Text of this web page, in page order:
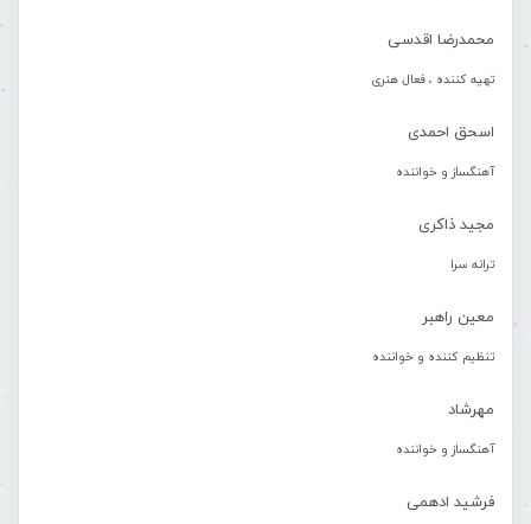
محمدرضا اقدسی
تهیه کننده ، فعال هنری
اسحق احمدی
آهنگساز و خواننده
مجید ذاکری
ترانه سرا
معین راهبر
تنظیم کننده و خواننده
مهرشاد
آهنگساز و خواننده
فرشید ادهمی